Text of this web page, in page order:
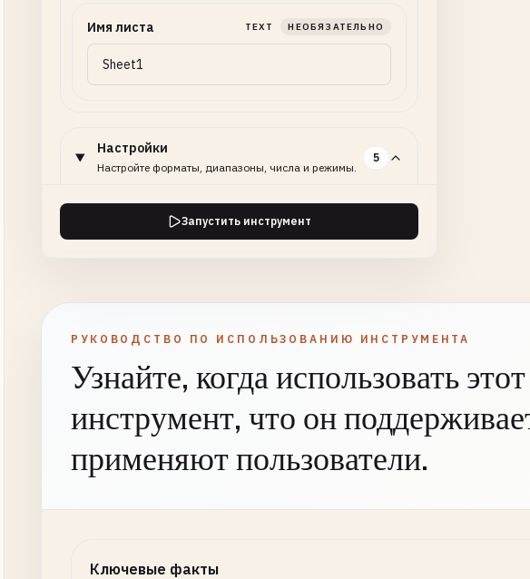
Имя листа TEXT НЕОБЯЗАТЕЛЬНО
Настройки
Настройте форматы, диапазоны, числа и режимы.
5
Конвертация Режим SELECT ОБЯЗАТЕЛЬНО
Источник Текст
Кодировка
SELECT НЕОБЯЗАТЕЛЬНО
Вывод Текст
Кодировка
SELECT НЕОБЯЗАТЕЛЬНО
Запустить инструмент
РУКОВОДСТВО ПО ИСПОЛЬЗОВАНИЮ ИНСТРУМЕНТА
Узнайте, когда использовать этот
инструмент, что он
применяют пользователи.
Ключевые факты